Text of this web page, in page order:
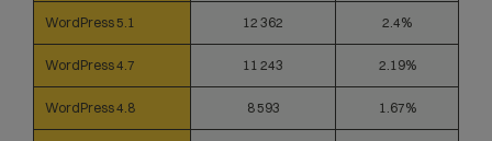
WordPress 5.1 12 362 2.4%
WordPress 4.7 11 243 2.19%
WordPress 4.8 8 593 1.67%